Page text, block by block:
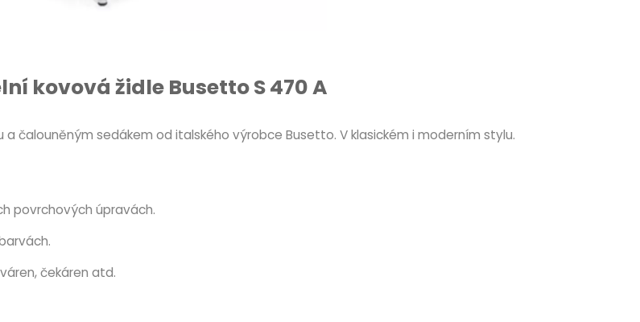
kovová židle Busetto S 470 A
čalouněným sedákem od italského výrobce Busetto. V klasickém i moderním stylu.
povrchových úpravách.
čekáren atd.